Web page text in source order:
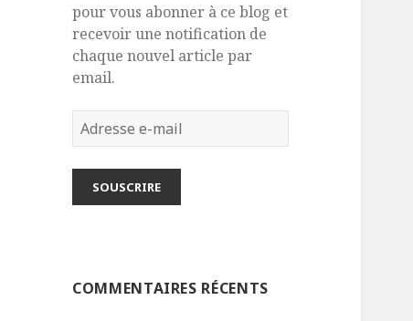
pour vous abonner à ce blog et
recevoir une notification de
chaque nouvel article par
email.
Adresse
e-
mail
SOUSCRIRE
COMMENTAIRES RÉCENTS